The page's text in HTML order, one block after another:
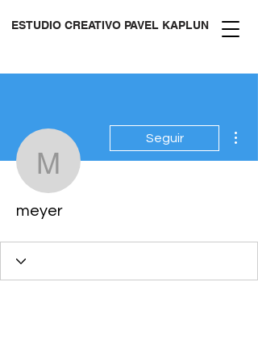
ESTUDIO CREATIVO PAVEL KAPLUN
meyer
Seguir
meyer